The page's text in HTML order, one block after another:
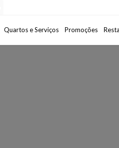
Quartos e Serviços Promoções